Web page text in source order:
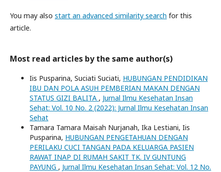
You may also start an advanced similarity search for this
article.
Most read articles by the same author(s)
Iis Pusparina, Suciati Suciati, HUBUNGAN PENDIDIKAN
IBU DAN POLA ASUH PEMBERIAN MAKAN DENGAN
STATUS GIZI BALITA , Jurnal Ilmu Kesehatan Insan
Sehat: Vol. 10 No. 2 (2022): Jurnal Ilmu Kesehatan Insan
Sehat
Tamara Tamara Maisah Nurjanah, Ika Lestiani, Iis
Pusparina, HUBUNGAN PENGETAHUAN DENGAN
PERILAKU CUCI TANGAN PADA KELUARGA PASIEN
RAWAT INAP DI RUMAH SAKIT TK. IV GUNTUNG
PAYUNG , Jurnal Ilmu Kesehatan Insan Sehat: Vol. 12 No.